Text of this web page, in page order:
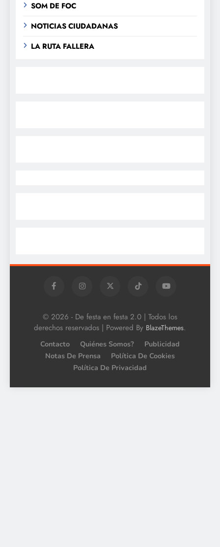
SOM DE FOC
NOTICIAS CIUDADANAS
LA RUTA FALLERA
© 2026 - De festa en festa 2.0 | Todos los
derechos reservados | Powered By BlazeThemes.
Contacto Quiénes Somos?
Publicidad
Notas De Prensa
Política De Cookies
Política De Privacidad